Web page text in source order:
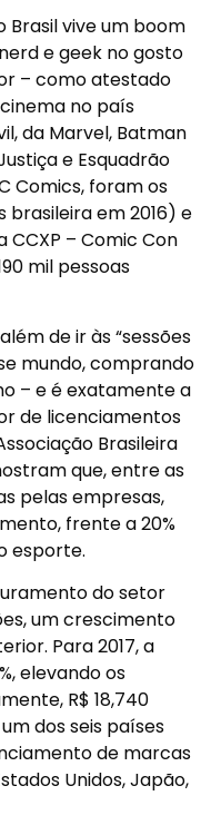
Brasil vive um boom
e geek no gosto
– como atestado
no país
da Marvel, Batman
e Esquadrão
Comics, foram os
brasileira em 2016) e
CCXP – Comic Con
mil pessoas
de ir às “sessões
mundo, comprando
– e é exatamente a
de licenciamentos
Brasileira
que, entre as
pelas empresas,
frente a 20%
esporte.
do setor
um crescimento
Para 2017, a
elevando os
R$ 18,740
dos seis países
de marcas
Unidos, Japão,